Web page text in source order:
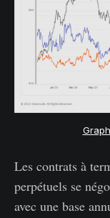
Les contrats à
perpétuels se
avec une base